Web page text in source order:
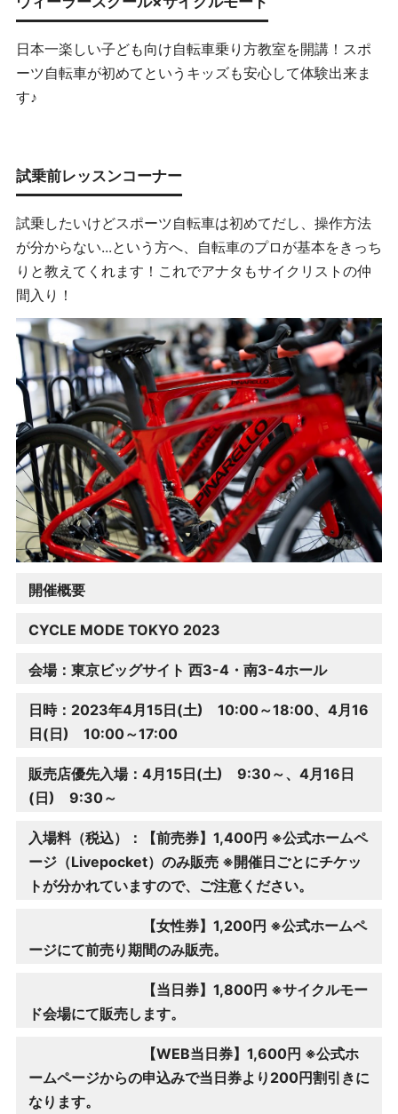
日本一楽しい子ども向け自転車乗り方教室を開講！スポ
ーツ自転車が初めてというキッズも安心して体験出来ま
す♪
試乗前レッスンコーナー
試乗したいけどスポーツ自転車は初めてだし、操作方法
が分からない...という方へ、自転車のプロが基本をきっち
りと教えてくれます！これでアナタもサイクリストの仲
間入り！
開催概要
CYCLE MODE TOKYO 2023
会場： 東京ビッグサイト 西3-4・南3-4ホール
日時：2023年4月15日(土) 10:00～18:00、4月16
日(日) 10:00～17:00
販売店優先入場：4月15日(土) 9:30～、4月16日
(日) 9:30～
入場料（税込）：【前売券】1,400円 ※公式ホームペ
ージ（Livepocket）のみ販売 ※開催日ごとにチケッ
トが分かれていますので、ご注意ください。
【女性券】1,200円 ※公式ホームペ
ージにて前売り期間のみ販売。
【当日券】1,800円 ※サイクルモー
ド会場にて販売します。
【WEB当日券】1,600円 ※公式ホ
ームページからの申込みで当日券より200円割引きに
なります。